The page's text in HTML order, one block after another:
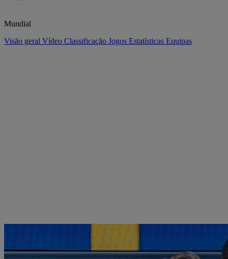
Mundial
Visão geral Vídeo Classificação Jogos Estatísticas Equipas